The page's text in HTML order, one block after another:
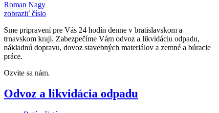
Roman Nagy
zobraziť číslo
Sme pripravení pre Vás 24 hodín denne v bratislavskom a
trnavskom kraji. Zabezpečíme Vám odvoz a likvidáciu odpadu,
nákladnú dopravu, dovoz stavebných materiálov a zemné a búracie
práce.
Ozvite sa nám.
Odvoz a likvidácia odpadu